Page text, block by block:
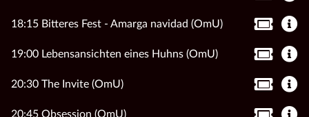
18:15 Bitteres Fest - Amarga navidad (OmU)
19:00 Lebensansichten eines Huhns (OmU)
20:30 The Invite (OmU)
20:45 Obsession (OmU)